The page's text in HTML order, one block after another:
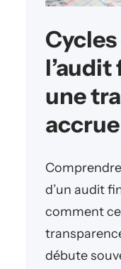
une
accrue
d’un audit
comment
débute